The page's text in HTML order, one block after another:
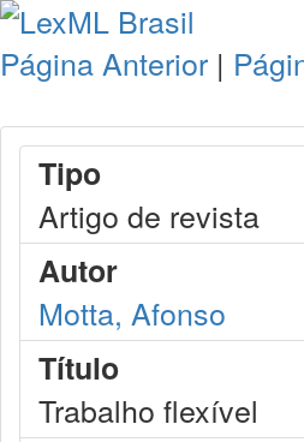
Página Anterior |
Tipo
Artigo de revista
Autor
Motta, Afonso
Título
Trabalho flexível